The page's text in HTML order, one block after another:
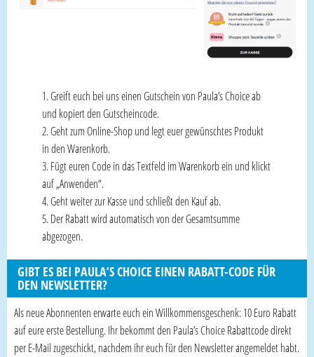
Greift euch bei uns einen Gutschein von Paula’s Choice ab
und kopiert den Gutscheincode.
Geht zum Online-Shop und legt euer gewünschtes Produkt
in den Warenkorb.
Fügt euren Code in das Textfeld im Warenkorb ein und klickt
auf „Anwenden“.
Geht weiter zur Kasse und schließt den Kauf ab.
Der Rabatt wird automatisch von der Gesamtsumme
abgezogen.
GIBT ES BEI PAULA’S CHOICE EINEN RABATT-CODE FÜR
DEN NEWSLETTER?
Als neue Abonnenten erwarte euch ein Willkommensgeschenk: 10 Euro Rabatt
auf eure erste Bestellung. Ihr bekommt den Paula’s Choice Rabattcode direkt
per E-Mail zugeschickt, nachdem ihr euch für den Newsletter angemeldet habt.